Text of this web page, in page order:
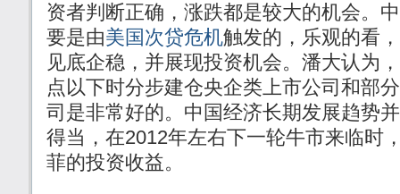
资者判断正确，涨跌都是较大的机会。
要是由美国次贷危机触发的，乐观的看
见底企稳，并展现投资机会。潘大认为
点以下时分步建仓央企类上市公司和部
司是非常好的。中国经济长期发展趋势
得当，在2012年左右下一轮牛市来临时
菲的投资收益。